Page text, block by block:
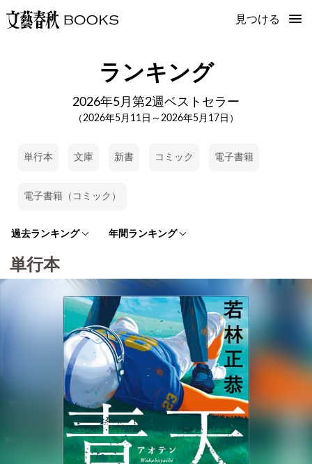
見つける
ランキング
2026年5月第2週ベストセラー
（2026年5月11日～2026年5月17日）
単行本 文庫 新書 コミック 電子書籍
電子書籍（コミック）
過去ランキング 年間ランキング
単行本